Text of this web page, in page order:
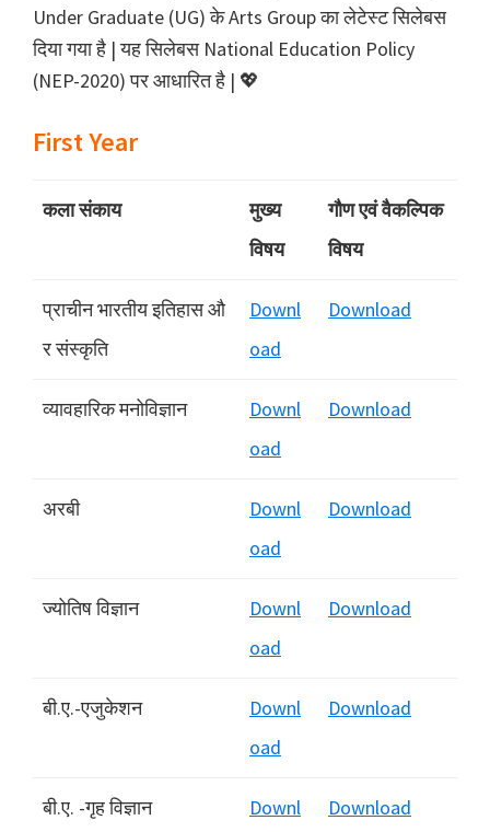
Under Graduate (UG) के Arts Group का लेटेस्ट सिलेबस
दिया गया है | यह सिलेबस National Education Policy
(NEP-2020) पर आधारित है | 💖
First Year
कला संकाय
मुख्‍य
विषय
गौण एवं वैकल्पिक
विषय
प्राचीन भारतीय इतिहास औ
र संस्कृति
Downl
oad
Download
व्‍यावहारिक मनोविज्ञान
Downl
oad
Download
अरबी
Downl
oad
Download
ज्योतिष विज्ञान
Downl
oad
Download
बी.ए.-एजुकेशन
Downl
oad
Download
बी.ए. -गृह विज्ञान
Downl
Download